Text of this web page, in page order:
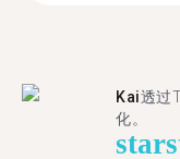
Kai透过
化。
star